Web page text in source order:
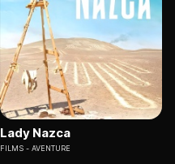
Lady Nazca
FILMS AVENTURE